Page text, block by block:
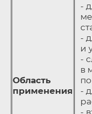
Область
применения
-
-
и
-
в
-
-